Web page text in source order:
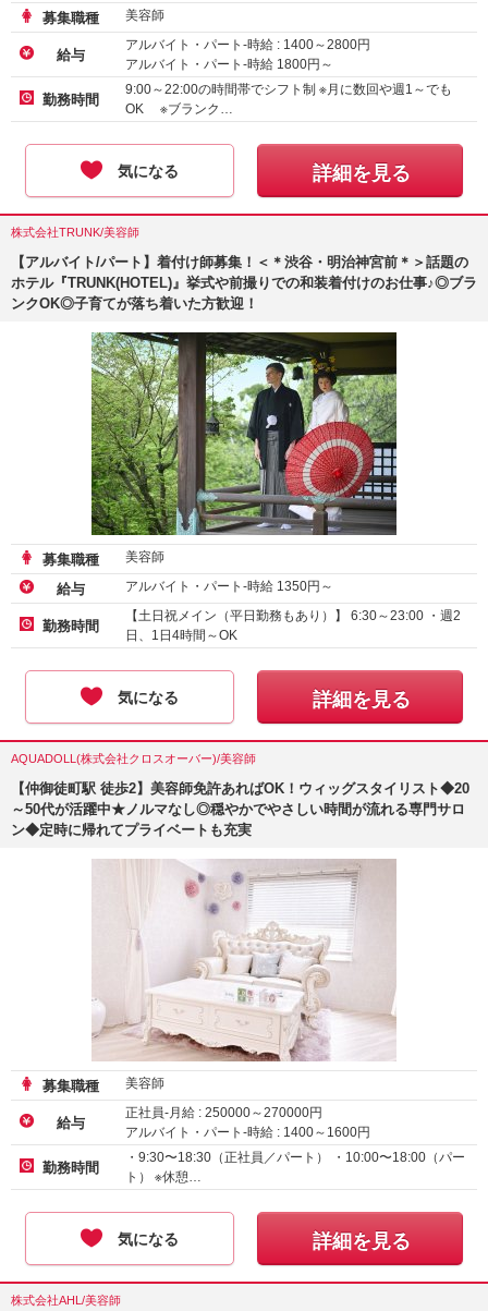
募集職種 美容師
給与
アルバイト・パート-時給 : 1400～2800円
アルバイト・パート-時給 1800円～
勤務時間
9:00～22:00の時間帯でシフト制 ※月に数回や週1～でも
OK ※ブランク…
気になる 詳細を見る
株式会社TRUNK/美容師
【アルバイト/パート】着付け師募集！＜＊渋谷・明治神宮前＊＞話題の
ホテル『TRUNK(HOTEL)』挙式や前撮りでの和装着付けのお仕事♪◎ブラ
ンクOK◎子育てが落ち着いた方歓迎！
募集職種 美容師
給与 アルバイト・パート-時給 1350円～
勤務時間
【土日祝メイン（平日勤務もあり）】 6:30～23:00 ・週2
日、1日4時間～OK
気になる 詳細を見る
AQUADOLL(株式会社クロスオーバー)/美容師
【仲御徒町駅 徒歩2】美容師免許あればOK！ウィッグスタイリスト◆20
～50代が活躍中★ノルマなし◎穏やかでやさしい時間が流れる専門サロ
ン◆定時に帰れてプライベートも充実
募集職種 美容師
給与
正社員-月給 : 250000～270000円
アルバイト・パート-時給 : 1400～ 1600円
勤務時間
・9:30〜18:30（正社員／パート） ・10:00〜18:00（パー
ト） ※休憩…
気になる 詳細を見る
株式会社AHL/美容師